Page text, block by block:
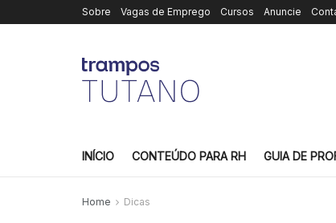
Sobre Vagas de Emprego Cursos Anuncie
INÍCIO CONTEÚDO PARA RH GUIA DE
Home Dicas